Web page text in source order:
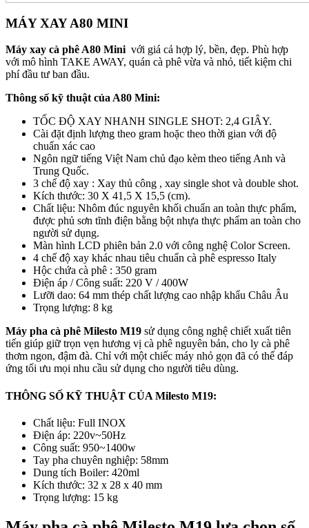
MÁY XAY A80 MINI
Máy xay cà phê A80 Mini với giá cả hợp lý, bền, đẹp. Phù hợp
với mô hình TAKE AWAY, quán cà phê vừa và nhỏ, tiết kiệm chi
phí đầu tư ban đầu.
Thông số kỹ thuật của A80 Mini:
TỐC ĐỘ XAY NHANH SINGLE SHOT: 2,4 GIÂY.
Cài đặt định lượng theo gram hoặc theo thời gian với độ
chuẩn xác cao
Ngôn ngữ tiếng Việt Nam chủ đạo kèm theo tiếng Anh và
Trung Quốc.
3 chế độ xay : Xay thủ công , xay single shot và double shot.
Kích thước: 30 X 41,5 X 15,5 (cm).
Chất liệu: Nhôm đúc nguyên khối chuẩn an toàn thực phẩm,
được phủ sơn tĩnh điện bằng bột nhựa thực phẩm an toàn cho
người sử dụng.
Màn hình LCD phiên bản 2.0 với công nghệ Color Screen.
4 chế độ xay khác nhau tiêu chuẩn cà phê espresso Italy
Hộc chứa cà phê : 350 gram
Điện áp / Công suất: 220 V / 400W
Lưỡi dao: 64 mm thép chất lượng cao nhập khẩu Châu Âu
Trọng lượng: 8 kg
Máy pha cà phê Milesto M19 sử dụng công nghệ chiết xuất tiên
tiến giúp giữ trọn vẹn hương vị cà phê nguyên bản, cho ly cà phê
thơm ngon, đậm đà. Chỉ với một chiếc máy nhỏ gọn đã có thể đáp
ứng tối ưu mọi nhu cầu sử dụng cho người tiêu dùng.
THÔNG SỐ KỸ THUẬT CỦA Milesto M19:
Chất liệu: Full INOX
Điện áp: 220v~50Hz
Công suất: 950~1400w
Tay pha chuyên nghiệp: 58mm
Dung tích Boiler: 420ml
Kích thước: 32 x 28 x 40 mm
Trọng lượng: 15 kg